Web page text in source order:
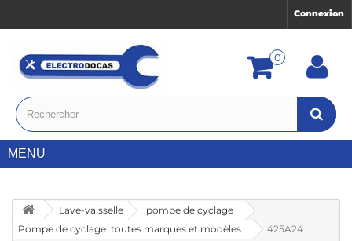
Connexion
0
MENU
Lave-vaisselle
pompe de cyclage
Pompe de cyclage: toutes marques et modèles
425A24